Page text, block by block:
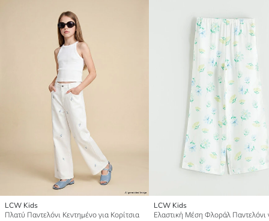
LCW Kids
Πλατύ Παντελόνι Κεντημένο για Κορίτσια
LCW Kids